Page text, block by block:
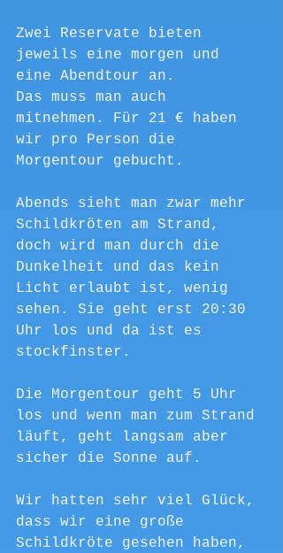
Zwei Reservate bieten
jeweils eine morgen und
eine Abendtour an.
Das muss man auch
mitnehmen. Für 21 € haben
wir pro Person die
Morgentour gebucht.
Abends sieht man zwar mehr
Schildkröten am Strand,
doch wird man durch die
Dunkelheit und das kein
Licht erlaubt ist, wenig
sehen. Sie geht erst 20:30
Uhr los und da ist es
stockfinster.
Die Morgentour geht 5 Uhr
los und wenn man zum Strand
läuft, geht langsam aber
sicher die Sonne auf.
Wir hatten sehr viel Glück,
dass wir eine große
Schildkröte gesehen haben,